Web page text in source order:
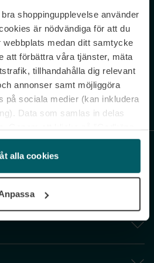
shoppingupplevelse använder
är nödvändiga för att du
medan ditt samtycke
att förbättra våra tjänster, mäta
tillhandahålla dig relevant
annonser samt möjliggöra
på sociala medier (kan inkludera
Data som samlas in delas
du samtliga cookies medan du
anpassa användningen av
ditt samtycke när som helst.
alla cookies
newsletter.
du vår Integritetspolicy. Avprenumerera